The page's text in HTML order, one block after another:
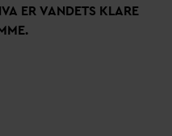
VA ERVANDETS KLARE